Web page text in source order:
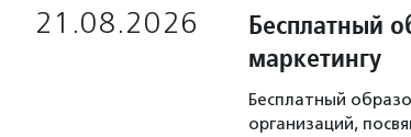
21.08.2026
Бесплатный
маркетингу
Бесплатный
организаций,